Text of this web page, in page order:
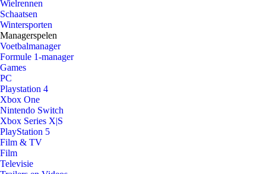
Wielrennen
Schaatsen
Wintersporten
Managerspelen
Voetbalmanager
Formule 1-manager
Games
PC
Playstation 4
Xbox One
Nintendo Switch
Xbox Series X|S
PlayStation 5
Film & TV
Film
Televisie